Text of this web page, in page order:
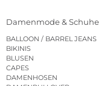
Damenmode & Schuhe
BALLOON / BARREL JEANS
BIKINIS
BLUSEN
CAPES
DAMENHOSEN